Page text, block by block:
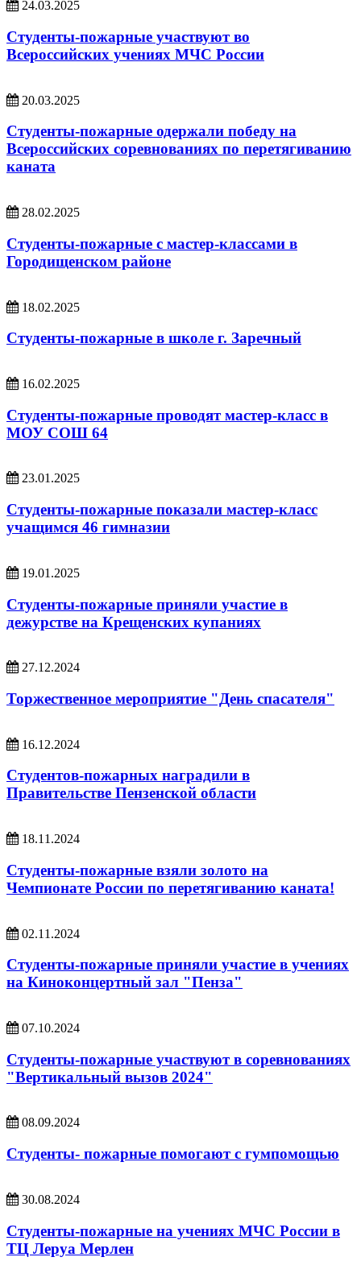
24.03.2025
Студенты-пожарные участвуют во
Всероссийских учениях МЧС России
20.03.2025
Студенты-пожарные одержали победу на
Всероссийских соревнованиях по перетягиванию
каната
28.02.2025
Студенты-пожарные с мастер-классами в
Городищенском районе
18.02.2025
Студенты-пожарные в школе г. Заречный
16.02.2025
Студенты-пожарные проводят мастер-класс в
МОУ СОШ 64
23.01.2025
Студенты-пожарные показали мастер-класс
учащимся 46 гимназии
19.01.2025
Студенты-пожарные приняли участие в
дежурстве на Крещенских купаниях
27.12.2024
Торжественное мероприятие "День спасателя"
16.12.2024
Студентов-пожарных наградили в
Правительстве Пензенской области
18.11.2024
Студенты-пожарные взяли золото на
Чемпионате России по перетягиванию каната!
02.11.2024
Студенты-пожарные приняли участие в учениях
на Киноконцертный зал "Пенза"
07.10.2024
Студенты-пожарные участвуют в соревнованиях
"Вертикальный вызов 2024"
08.09.2024
Студенты- пожарные помогают с гумпомощью
30.08.2024
Студенты-пожарные на учениях МЧС России в
ТЦ Леруа Мерлен